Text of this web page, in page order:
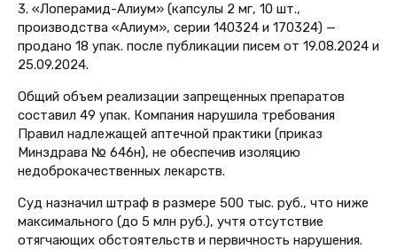
3. «Лоперамид-Алиум» (капсулы 2 мг, 10 шт.,
производства «Алиум», серии 140324 и 170324) —
продано 18 упак. после публикации писем от 19.08.2024 и
25.09.2024.
Общий объем реализации запрещенных препаратов
составил 49 упак. Компания нарушила требования
Правил надлежащей аптечной практики (приказ
Минздрава № 646н), не обеспечив изоляцию
недоброкачественных лекарств.
Суд назначил штраф в размере 500 тыс. руб., что ниже
максимального (до 5 млн руб.), учтя отсутствие
отягчающих обстоятельств и первичность нарушения.